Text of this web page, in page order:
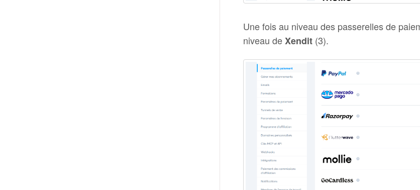
Une fois au niveau des passerelles de
niveau deXendit (3).